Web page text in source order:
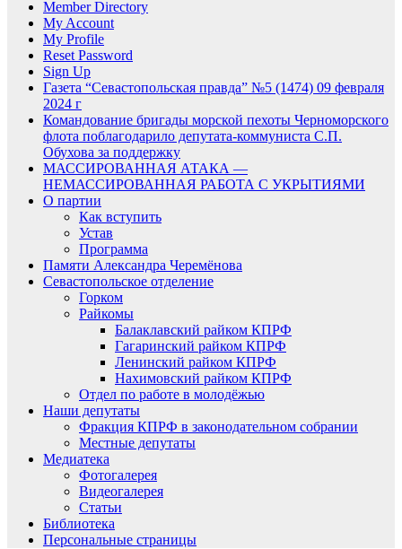
Member Directory
My Account
My Profile
Reset Password
Sign Up
Газета “Севастопольская правда” №5 (1474) 09 февраля
2024 г
Командование бригады морской пехоты Черноморского
флота поблагодарило депутата-коммуниста С.П.
Обухова за поддержку
МАССИРОВАННАЯ АТАКА —
НЕМАССИРОВАННАЯ РАБОТА С УКРЫТИЯМИ
О партии
Как вступить
Устав
Программа
Памяти Александра Черемёнова
Севастопольское отделение
Горком
Райкомы
Балаклавский райком КПРФ
Гагаринский райком КПРФ
Ленинский райком КПРФ
Нахимовский райком КПРФ
Отдел по работе в молодёжью
Наши депутаты
Фракция КПРФ в законодательном собрании
Местные депутаты
Медиатека
Фотогалерея
Видеогалерея
Статьи
Библиотека
Персональные страницы